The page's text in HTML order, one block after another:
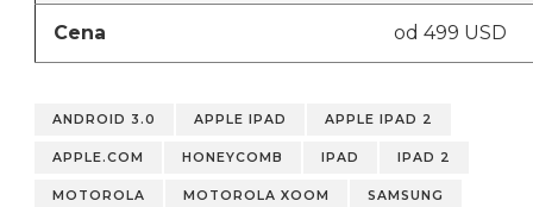
Cena od 499 USD
ANDROID 3.0 APPLE IPAD APPLE IPAD 2
APPLE.COM HONEYCOMB IPAD IPAD 2
MOTOROLA MOTOROLA XOOM SAMSUNG